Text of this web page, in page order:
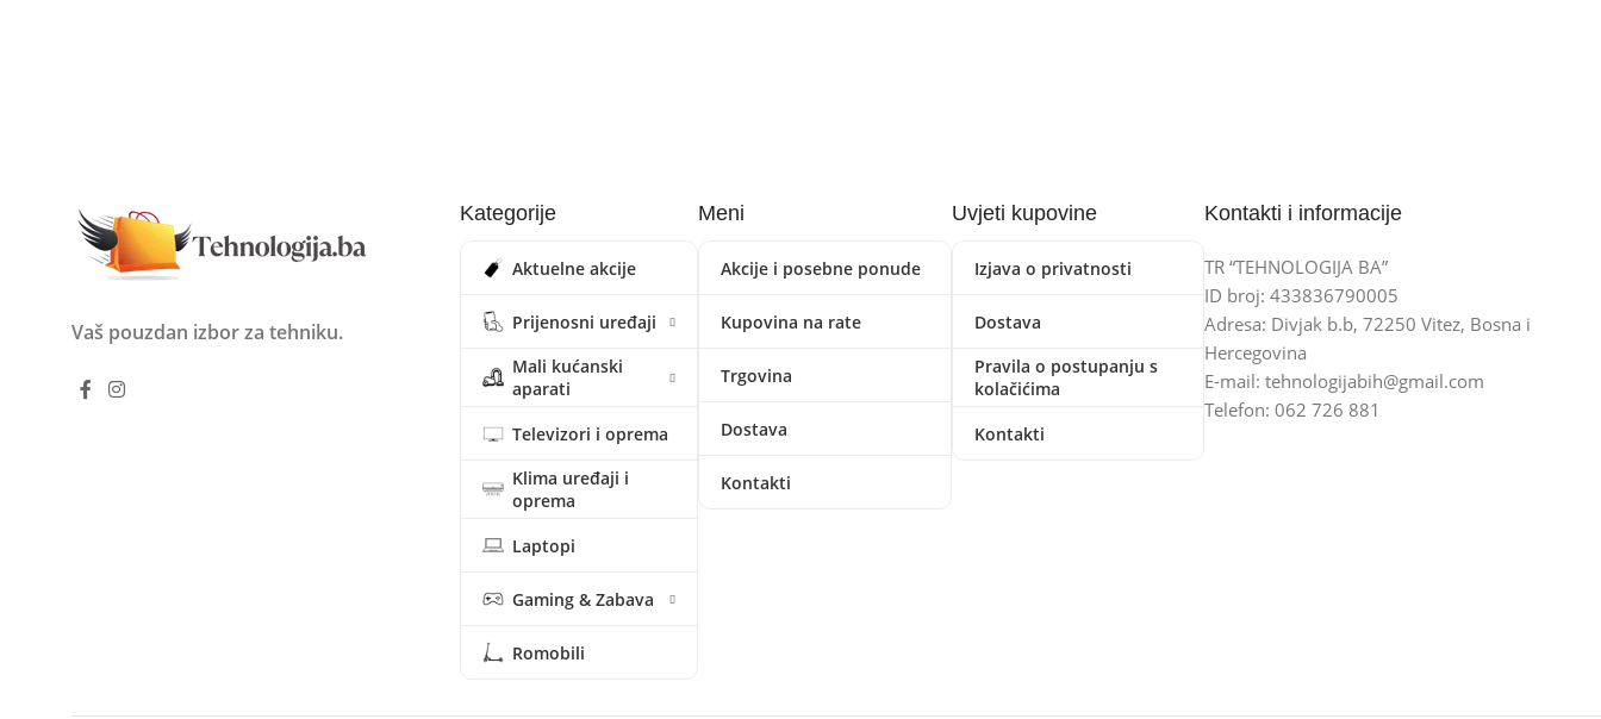
Vaš pouzdan izbor za tehniku.
Kategorije
Aktuelne akcije
Prijenosni uređaji
Mali kućanski
aparati
Televizori i oprema
Klima uređaji i
oprema
Laptopi
Gaming & Zabava
Romobili
Meni
Akcije i posebne ponude
Kupovina na rate
Trgovina
Dostava
Kontakti
Uvjeti kupovine
Izjava o privatnosti
Dostava
Pravila o postupanju s
kolačićima
Kontakti
Kontakti i informacije
TR “TEHNOLOGIJA BA”
ID broj: 433836790005
Adresa: Divjak b.b, 72250 Vitez, Bosna i
Hercegovina
E-mail: tehnologijabih@gmail.com
Telefon: 062 726 881